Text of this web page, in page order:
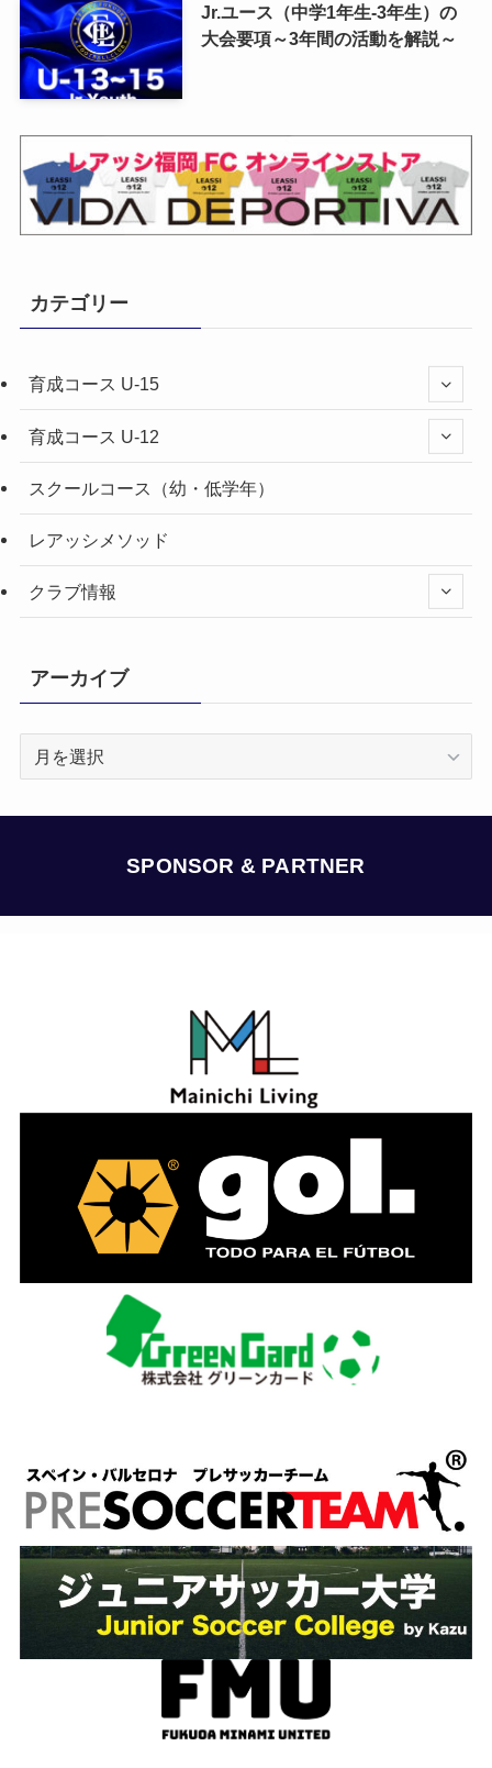
Jr.ユース（中学1年生-3年生）の
大会要項～3年間の活動を解説～
カテゴリー
育成コース U-15
育成コース U-12
スクールコース（幼・低学年）
レアッシメソッド
クラブ情報
アーカイブ
SPONSOR & PARTNER